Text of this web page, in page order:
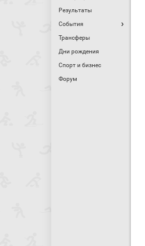
Результаты
События
Трансферы
Дни рождения
Спорт и бизнес
Форум